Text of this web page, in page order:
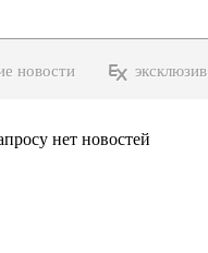
новости эксклюзив
нет новостей